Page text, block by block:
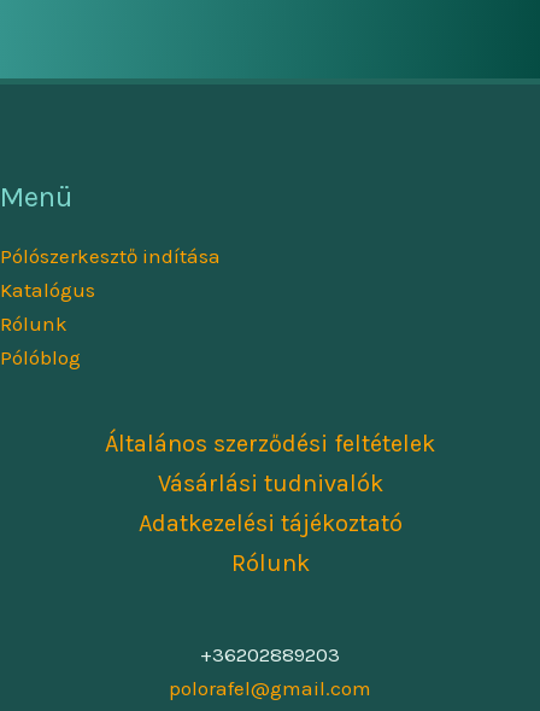
Menü
Pólószerkesztő indítása
Katalógus
Rólunk
Pólóblog
Általános szerződési feltételek
Vásárlási tudnivalók
Adatkezelési tájékoztató
Rólunk
+36202889203
polorafel@gmail.com